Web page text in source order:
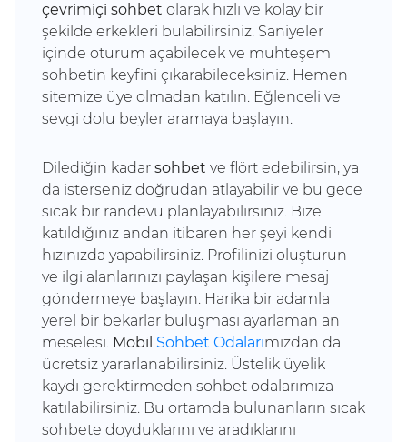
çevrimiçi sohbet olarak hızlı ve kolay bir
şekilde erkekleri bulabilirsiniz. Saniyeler
içinde oturum açabilecek ve muhteşem
sohbetin keyfini çıkarabileceksiniz. Hemen
sitemize üye olmadan katılın. Eğlenceli ve
sevgi dolu beyler aramaya başlayın.
Dilediğin kadar sohbet ve flört edebilirsin, ya
da isterseniz doğrudan atlayabilir ve bu gece
sıcak bir randevu planlayabilirsiniz. Bize
katıldığınız andan itibaren her şeyi kendi
hızınızda yapabilirsiniz. Profilinizi oluşturun
ve ilgi alanlarınızı paylaşan kişilere mesaj
göndermeye başlayın. Harika bir adamla
yerel bir bekarlar buluşması ayarlaman an
meselesi. Mobil Sohbet Odalarımızdan da
ücretsiz yararlanabilirsiniz. Üstelik üyelik
kaydı gerektirmeden sohbet odalarımıza
katılabilirsiniz. Bu ortamda bulunanların sıcak
sohbete doyduklarını ve aradıklarını